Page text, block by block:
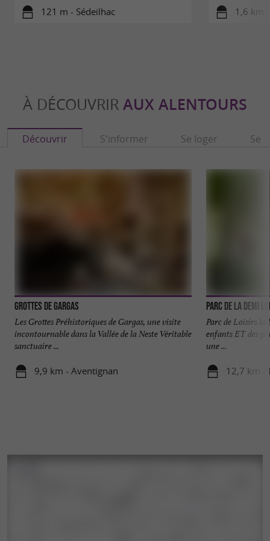
préservé, promettant des
vacances
121 m - Sédeilhac 1,6 km
À DÉCOUVRIR AUX ALENTOURS
Découvrir S'informer Se loger Se
Grottes de Gargas
Les Grottes Préhistoriques de Gargas, une visite
incontournable dans la Vallée de la Neste Véritable
sanctuaire ...
9,9 km - Aventignan
Parc de la Demi
Parc de Loisirs la
enfants ET des
une ...
12,7 km -